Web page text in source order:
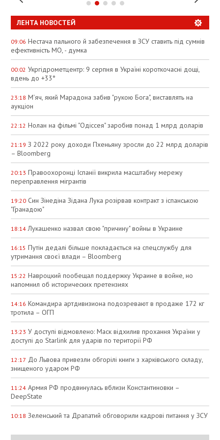
ЛЕНТА НОВОСТЕЙ
09:06 Нестача пального й забезпечення в ЗСУ ставить під сумнів
ефективність МО, - думка
00:02 Укргідрометцентр: 9 серпня в Україні короткочасні дощі,
вдень до +33°
23:18 М'яч, який Марадона забив "рукою Бога", виставлять на
аукціон
22:12 Нолан на фільмі "Одіссея" заробив понад 1 млрд доларів
21:19 З 2022 року доходи Пхеньяну зросли до 22 млрд доларів
– Bloomberg
20:13 Правоохоронці Іспанії викрила масштабну мережу
переправлення мігрантів
19:20 Син Зінедіна Зідана Лука розірвав контракт з іспанською
"Гранадою"
18:14 Лукашенко назвал свою "причину" войны в Украине
16:15 Путін дедалі більше покладається на спецслужбу для
утримання своєї влади – Bloomberg
15:22 Навроцкий пообещал поддержку Украине в войне, но
напомнил об исторических претензиях
14:16 Командира артдивизиона подозревают в продаже 172 кг
тротила – ОГП
13:23 У доступі відмовлено: Маск відхилив прохання України у
доступі до Starlink для ударів по території РФ
12:17 До Львова привезли обгорілі книги з харківського складу,
знищеного ударом РФ
11:24 Армия РФ продвинулась вблизи Константиновки –
DeepState
10:18 Зеленський та Драпатий обговорили кадрові питання у ЗСУ